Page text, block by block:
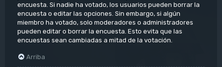
encuesta. Si nadie ha votado, los usuarios pueden borrar la
encuesta o editar las opciones. Sin embargo, si algún
miembro ha votado, solo moderadores o administradores
pueden editar o borrar la encuesta. Esto evita que las
encuestas sean cambiadas a mitad de la votación.
Arriba